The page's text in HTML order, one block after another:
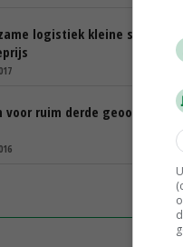
logistiek kleine stimulans
voor ruim derde geoogst